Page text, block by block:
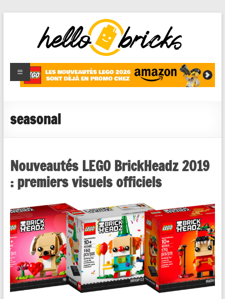
HelloBricks
Blog LEGO,
nouveaut�s
reviews
seasonal
Nouveautés LEGO BrickHeadz 2019
: premiers visuels officiels